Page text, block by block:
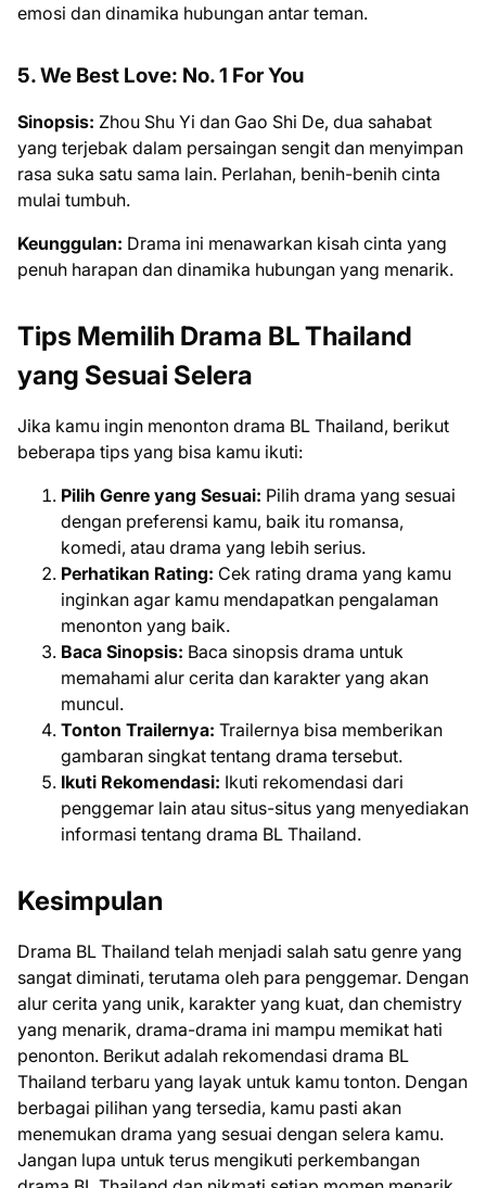
emosi dan dinamika hubungan antar teman.
5. We Best Love: No. 1 For You
Sinopsis: Zhou Shu Yi dan Gao Shi De, dua sahabat
yang terjebak dalam persaingan sengit dan menyimpan
rasa suka satu sama lain. Perlahan, benih-benih cinta
mulai tumbuh.
Keunggulan: Drama ini menawarkan kisah cinta yang
penuh harapan dan dinamika hubungan yang menarik.
Tips Memilih Drama BL Thailand
yang Sesuai Selera
Jika kamu ingin menonton drama BL Thailand, berikut
beberapa tips yang bisa kamu ikuti:
Pilih Genre yang Sesuai: Pilih drama yang sesuai
dengan preferensi kamu, baik itu romansa,
komedi, atau drama yang lebih serius.
Perhatikan Rating: Cek rating drama yang kamu
inginkan agar kamu mendapatkan pengalaman
menonton yang baik.
Baca Sinopsis: Baca sinopsis drama untuk
memahami alur cerita dan karakter yang akan
muncul.
Tonton Trailernya: Trailernya bisa memberikan
gambaran singkat tentang drama tersebut.
Ikuti Rekomendasi: Ikuti rekomendasi dari
penggemar lain atau situs-situs yang menyediakan
informasi tentang drama BL Thailand.
Kesimpulan
Drama BL Thailand telah menjadi salah satu genre yang
sangat diminati, terutama oleh para penggemar. Dengan
alur cerita yang unik, karakter yang kuat, dan chemistry
yang menarik, drama-drama ini mampu memikat hati
penonton. Berikut adalah rekomendasi drama BL
Thailand terbaru yang layak untuk kamu tonton. Dengan
berbagai pilihan yang tersedia, kamu pasti akan
menemukan drama yang sesuai dengan selera kamu.
Jangan lupa untuk terus mengikuti perkembangan